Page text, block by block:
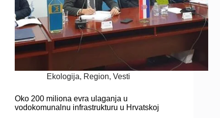
Ekologija, Region,Vesti
Oko 200 miliona evra ulaganja u
vodokomunalnu infrastrukturu u Hrvatskoj